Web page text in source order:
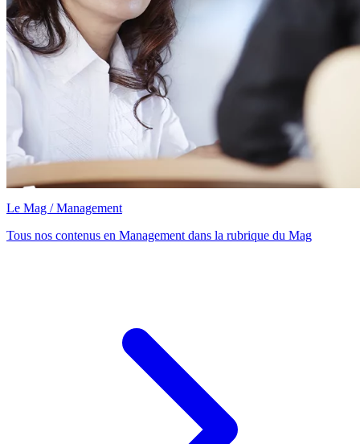
Le Mag / Management
Tous nos contenus en Management dans la rubrique du Mag